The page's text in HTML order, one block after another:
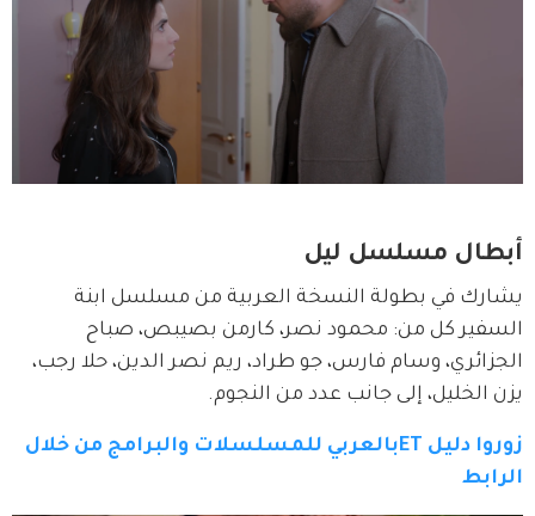
أبطال مسلسل ليل
يشارك في بطولة النسخة العربية من مسلسل ابنة
السفير كل من: محمود نصر، كارمن بصيبص، صباح
الجزائري، وسام فارس، جو طراد، ريم نصر الدين، حلا رجب،
يزن الخليل، إلى جانب عدد من النجوم.
زوروا دليل ETبالعربي للمسلسلات والبرامج من خلال
الرابط